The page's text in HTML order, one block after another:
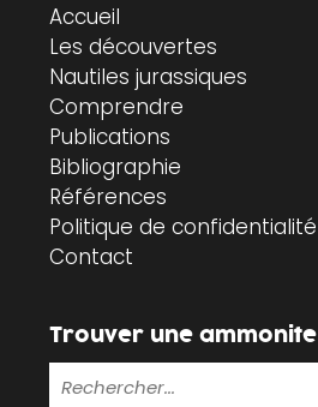
Accueil
Les découvertes
Nautiles jurassiques
Comprendre
Publications
Bibliographie
Références
Politique de confidentialité
Contact
Trouver une ammonite